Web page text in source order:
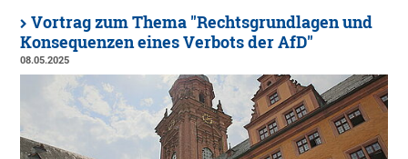
Vortrag zum Thema "Rechtsgrundlagen und
Konsequenzen eines Verbots der AfD"
08.05.2025